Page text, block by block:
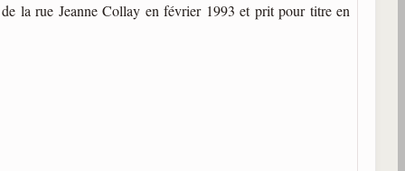
la rue Jeanne Collay en février 1993 et prit pour titre en